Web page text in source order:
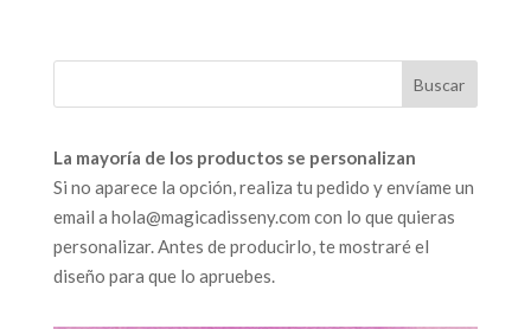
La mayoría de los productos se personalizan
Si no aparece la opción, realiza tu pedido y envíame un
email a hola@magicadisseny.com con lo que quieras
personalizar. Antes de producirlo, te mostraré el
diseño para que lo apruebes.